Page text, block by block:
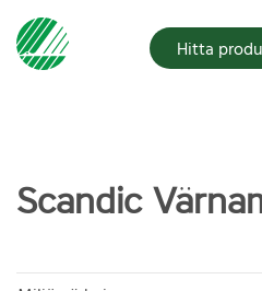
Hitta
Scandic